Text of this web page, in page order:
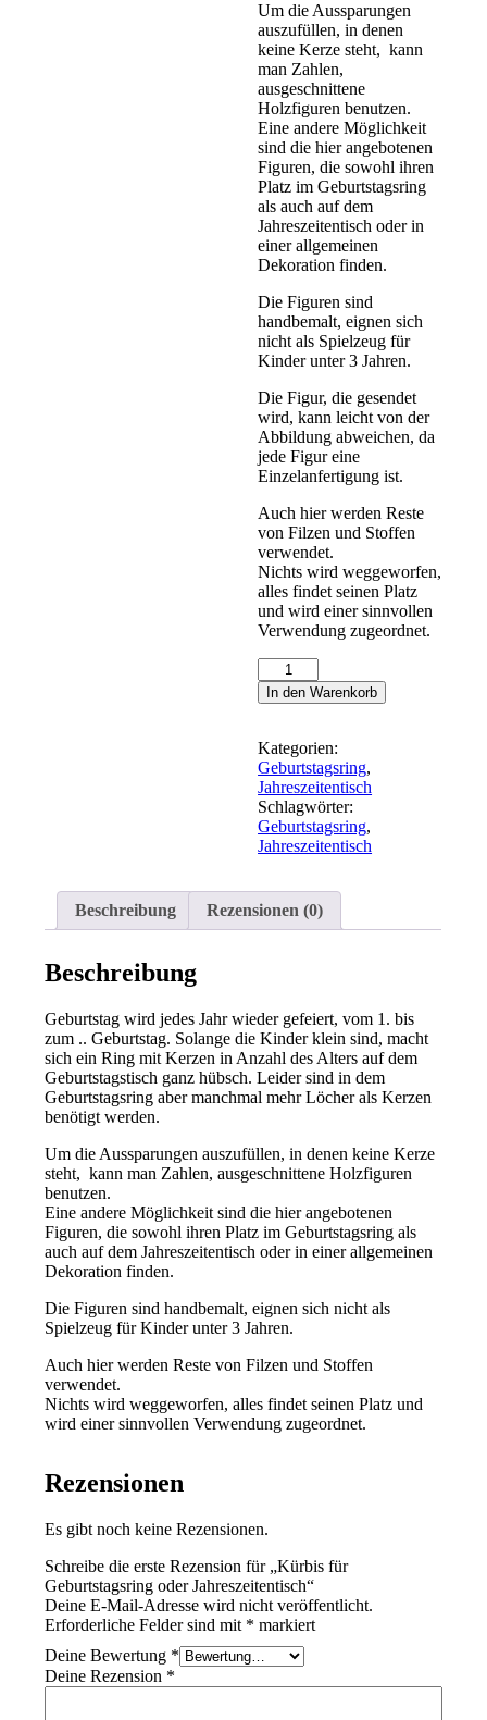
Um die Aussparungen
auszufüllen, in denen
keine Kerze steht, kann
man Zahlen,
ausgeschnittene
Holzfiguren benutzen.
Eine andere Möglichkeit
sind die hier angebotenen
Figuren, die sowohl ihren
Platz im Geburtstagsring
als auch auf dem
Jahreszeitentisch oder in
einer allgemeinen
Dekoration finden.
Die Figuren sind
handbemalt, eignen sich
nicht als Spielzeug für
Kinder unter 3 Jahren.
Die Figur, die gesendet
wird, kann leicht von der
Abbildung abweichen, da
jede Figur eine
Einzelanfertigung ist.
Auch hier werden Reste
von Filzen und Stoffen
verwendet.
Nichts wird weggeworfen,
alles findet seinen Platz
und wird einer sinnvollen
Verwendung zugeordnet.
Kürbis
für
Geburtstagsring
Jahreszeitentisch
Menge
In den Warenkorb
Kategorien:
Geburtstagsring,
Jahreszeitentisch
Schlagwörter:
Geburtstagsring,
Jahreszeitentisch
Beschreibung Rezensionen (0)
Beschreibung
Geburtstag wird jedes Jahr wieder gefeiert, vom 1. bis
zum .. Geburtstag. Solange die Kinder klein sind, macht
sich ein Ring mit Kerzen in Anzahl des Alters auf dem
Geburtstagstisch ganz hübsch. Leider sind in dem
Geburtstagsring aber manchmal mehr Löcher als Kerzen
benötigt werden.
Um die Aussparungen auszufüllen, in denen keine Kerze
steht, kann man Zahlen, ausgeschnittene Holzfiguren
benutzen.
Eine andere Möglichkeit sind die hier angebotenen
Figuren, die sowohl ihren Platz im Geburtstagsring als
auch auf dem Jahreszeitentisch oder in einer allgemeinen
Dekoration finden.
Die Figuren sind handbemalt, eignen sich nicht als
Spielzeug für Kinder unter 3 Jahren.
Auch hier werden Reste von Filzen und Stoffen
verwendet.
Nichts wird weggeworfen, alles findet seinen Platz und
wird einer sinnvollen Verwendung zugeordnet.
Rezensionen
Es gibt noch keine Rezensionen.
Schreibe die erste Rezension für „Kürbis für
Geburtstagsring oder Jahreszeitentisch“
Deine E-Mail-Adresse wird nicht veröffentlicht.
Erforderliche Felder sind mit * markiert
Deine Bewertung *
Deine Rezension *